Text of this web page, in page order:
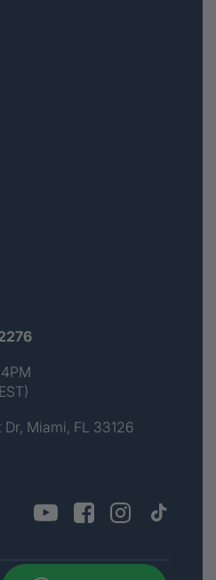
Miami, FL 33126